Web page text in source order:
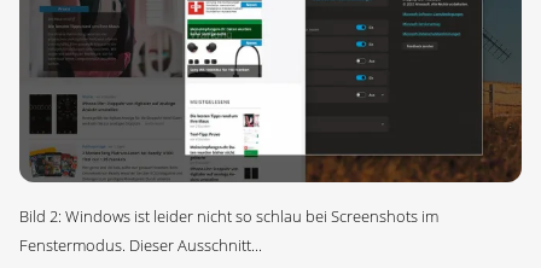
Bild 2: Windows ist leider nicht so schlau bei Screenshots im
Fenstermodus. Dieser Ausschnitt...